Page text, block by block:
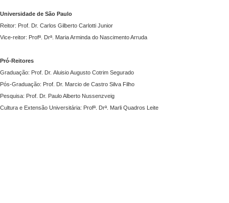
Universidade de São Paulo
Reitor: Prof. Dr. Carlos Gilberto Carlotti Junior
Vice-reitor: Profª. Drª. Maria Arminda do Nascimento Arruda
Pró-Reitores
Graduação: Prof. Dr. Aluisio Augusto Cotrim Segurado
Pós-Graduação: Prof. Dr. Marcio de Castro Silva Filho
Pesquisa: Prof. Dr. Paulo Alberto Nussenzveig
Cultura e Extensão Universitária: Profª. Drª. Marli Quadros Leite